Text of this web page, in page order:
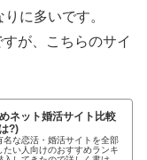
に多いです。
が、こちらのサイ
ネット婚活サイト比較
?)
な恋活・婚活サイトを全部
たい人向けのおすすめランキ